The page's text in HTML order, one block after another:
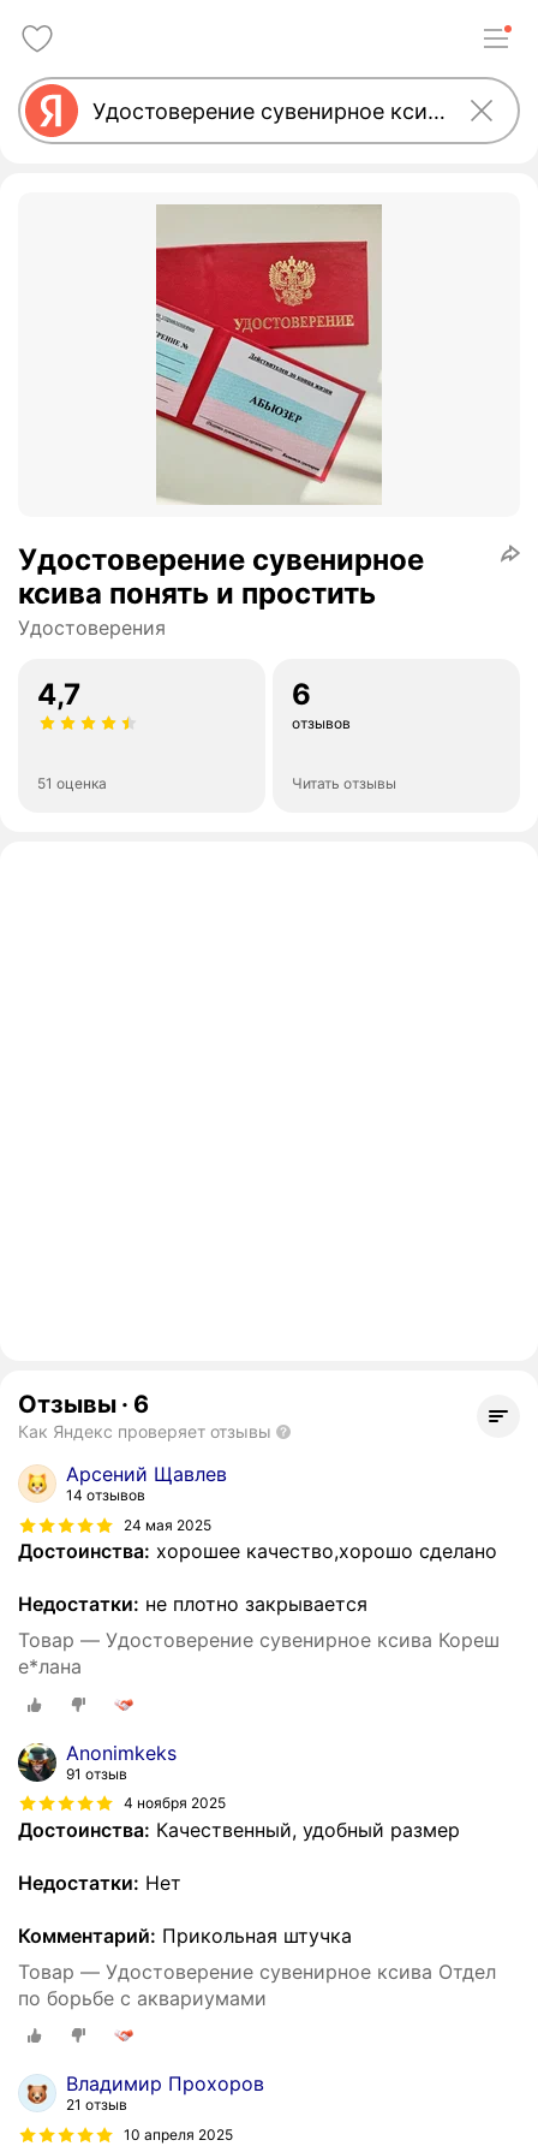
Удостоверение сувенирное
ксива понять и простить
Удостоверения
4,7
51 оценка
6
отзывов
Читать отзывы
Отзывы · 6
Как Яндекс проверяет отзывы
Арсений Щавлев
14 отзывов
24 мая 2025
Достоинства: хорошее качество,хорошо сделано
Недостатки: не плотно закрывается
Товар — Удостоверение сувенирное ксива Кореш
е*лана
Anonimkeks
91 отзыв
4 ноября 2025
Достоинства: Качественный, удобный размер
Недостатки: Нет
Комментарий: Прикольная штучка
Товар — Удостоверение сувенирное ксива Отдел
по борьбе с аквариумами
Владимир Прохоров
21 отзыв
10 апреля 2025